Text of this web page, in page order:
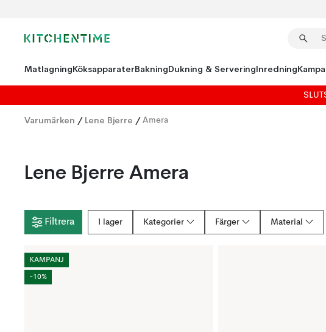
MatlagningKöksapparaterBakningDukning & ServeringInredning
Varumärken / Lene Bjerre / Amera
Lene Bjerre Amera
Filtrera I lager Kategorier Färger Material
KAMPANJ
-10%